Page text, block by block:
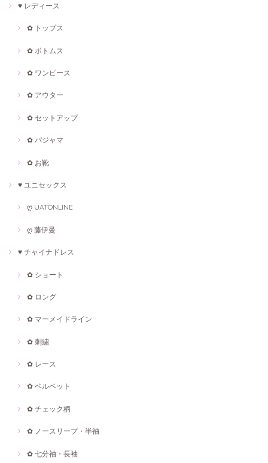
♥ レディース
✿ トップス
✿ ボトムス
✿ ワンピース
✿ アウター
✿ セットアップ
✿ パジャマ
✿ お靴
♥ ユニセックス
ღ UATONLINE
ღ 藤伊曼
♥ チャイナドレス
✿ ショート
✿ ロング
✿ マーメイドライン
✿ 刺繍
✿ レース
✿ ベルベット
✿ チェック柄
✿ ノースリープ・半袖
✿ 七分袖・長袖